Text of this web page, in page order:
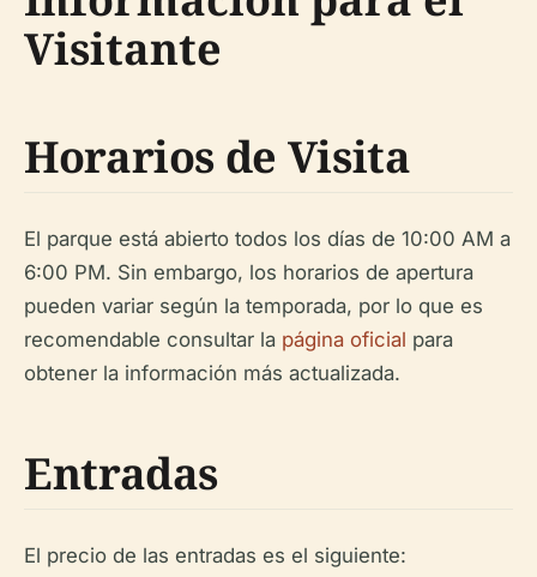
Visitante
Horarios de Visita
El parque está abierto todos los días de 10:00 AM a
6:00 PM. Sin embargo, los horarios de apertura
pueden variar según la temporada, por lo que es
recomendable consultar la página oficial para
obtener la información más actualizada.
Entradas
El precio de las entradas es el siguiente: